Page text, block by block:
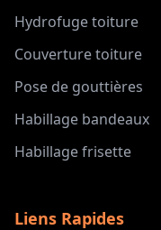
Hydrofuge toiture
Couverture toiture
Pose de gouttières
Habillage bandeaux
Habillage frisette
Liens Rapides